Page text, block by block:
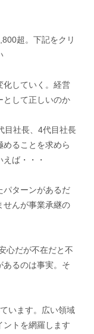
超。下記をクリ
していく。経営
として正しいのか
目社長、4代目社長
ることを求めら
ば・・・
ターンがあるだ
せんが事業承継の
心だが不在だと不
あるのは事実。そ
います。広い領域
ントを網羅します